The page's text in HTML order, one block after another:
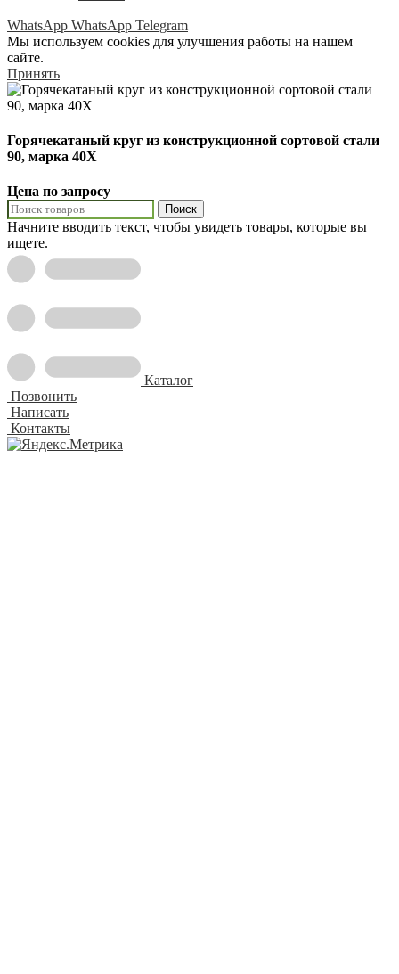
WhatsApp WhatsApp Telegram
Мы используем cookies для улучшения работы на нашем
сайте.
Принять
Горячекатаный круг из конструкционной сортовой стали
90, марка 40Х
Цена по запросу
Поиск
Начните вводить текст, чтобы увидеть товары, которые вы
ищете.
Каталог
Позвонить
Написать
Контакты